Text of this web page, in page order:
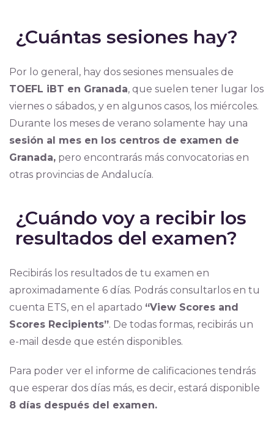
¿Cuántas sesiones hay?
Por lo general, hay dos sesiones mensuales de
TOEFL iBT en Granada, que suelen tener lugar los
viernes o sábados, y en algunos casos, los miércoles.
Durante los meses de verano solamente hay una
sesión al mes en los centros de examen de
Granada,pero encontrarás más convocatorias en
otras provincias de Andalucía.
¿Cuándo voy a recibir los
resultados del examen?
Recibirás los resultados de tu examen en
aproximadamente 6 días. Podrás consultarlos en tu
cuenta ETS, en el apartado “View Scores and
Scores Recipients”. De todas formas, recibirás un
e-mail desde que estén disponibles.
Para poder ver el informe de calificaciones tendrás
que esperar dos días más, es decir, estará disponible
8 días después del examen.